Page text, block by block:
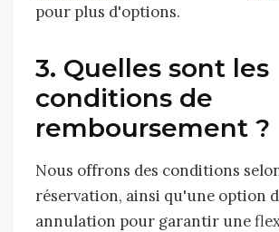
pour plus d'options.
3. Quelles sont les
conditions de
remboursement ?
Nous offrons des conditions
réservation, ainsi qu'une option
annulation pour garantir une